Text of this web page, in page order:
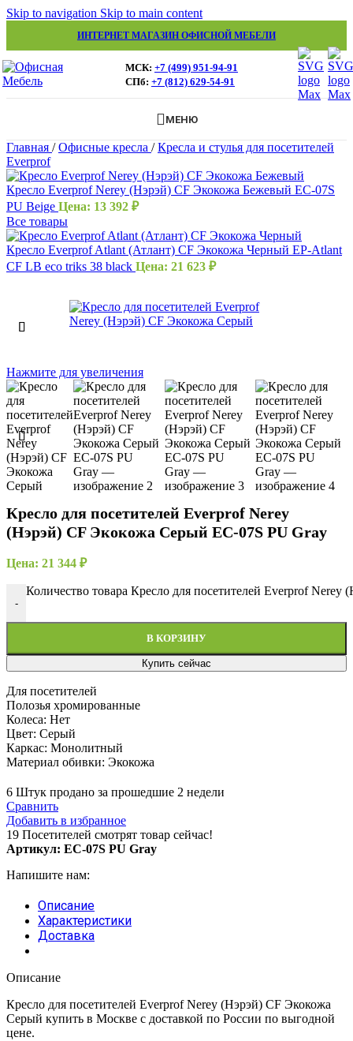
Skip to navigation Skip to main content
ИНТЕРНЕТ МАГАЗИН ОФИСНОЙ МЕБЕЛИ
МСК: +7 (499) 951-94-91
СПб: +7 (812) 629-54-91
МЕНЮ
Главная / Офисные кресла / Кресла и стулья для посетителей
Everprof
Кресло Everprof Nerey (Нэрэй) CF Экокожа Бежевый EC-07S
PU Beige Цена: 13 392 ₽
Все товары
Кресло Everprof Atlant (Атлант) CF Экокожа Черный EP-Atlant
CF LB eco triks 38 black Цена: 21 623 ₽
Нажмите для увеличения
Кресло для посетителей Everprof Nerey
(Нэрэй) CF Экокожа Серый EC-07S PU Gray
Цена: 21 344 ₽
-
Количество товара Кресло для посетителей Everprof
В КОРЗИНУ
Купить сейчас
Для посетителей
Полозья хромированные
Колеса: Нет
Цвет: Серый
Каркас: Монолитный
Материал обивки: Экокожа
6 Штук продано за прошедшие 2 недели
Сравнить
Добавить в избранное
19 Посетителей смотрят товар сейчас!
Артикул: EC-07S PU Gray
Напишите нам:
Описание
Характеристики
Доставка
Описание
Кресло для посетителей Everprof Nerey (Нэрэй) CF Экокожа
Серый купить в Москве с доставкой по России по выгодной
цене.